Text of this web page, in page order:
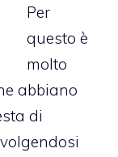
Per
questo è
molto
abbiano
di